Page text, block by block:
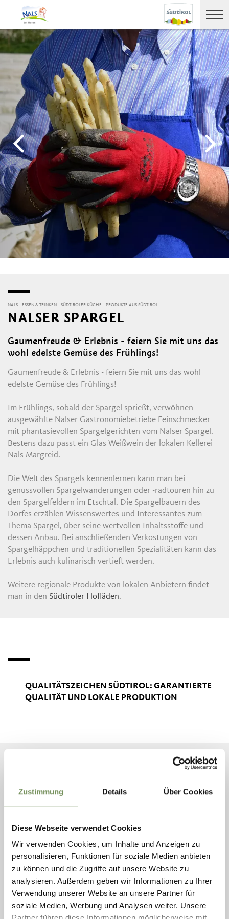
Zustimmung Details Über Cookies
Diese Webseite verwendet Cookies
Wir verwenden Cookies, um Inhalte und Anzeigen zu
personalisieren, Funktionen für soziale Medien anbieten
zu können und die Zugriffe auf unsere Website zu
analysieren. Außerdem geben wir Informationen zu Ihrer
Verwendung unserer Website an unsere Partner für
soziale Medien, Werbung und Analysen weiter. Unsere
NALS ESSEN & TRINKEN SÜDTIROLER KÜCHE PRODUKTE AUS SÜDTIROL
NALSER SPARGEL
Gaumenfreude & Erlebnis - feiern Sie mit uns das
wohl edelste Gemüse des Frühlings!
Gaumenfreude & Erlebnis - feiern Sie mit uns das wohl
edelste Gemüse des Frühlings!
Im Frühlings, sobald der Spargel sprießt, verwöhnen
ausgewählte Nalser Gastronomiebetriebe Feinschmecker
mit phantasievollen Spargelgerichten vom Nalser Spargel.
Bestens dazu passt ein Glas Weißwein der lokalen Kellerei
Nals Margreid.
Die Welt des Spargels kennenlernen kann man bei
genussvollen Spargelwanderungen oder -radtouren hin zu
den Spargelfeldern im Etschtal. Die Spargelbauern des
Dorfes erzählen Wissenswertes und Interessantes zum
Thema Spargel, über seine wertvollen Inhaltsstoffe und
dessen Anbau. Bei anschließenden Verkostungen von
Spargelhäppchen und traditionellen Spezialitäten kann das
Erlebnis auch kulinarisch vertieft werden.
Weitere regionale Produkte von lokalen Anbietern findet
man in den Südtiroler Hofläden.
QUALITÄTSZEICHEN SÜDTIROL: GARANTIERTE
QUALITÄT UND LOKALE PRODUKTION
PRODUKTIONSSTÄTTEN, HOFLÄDEN